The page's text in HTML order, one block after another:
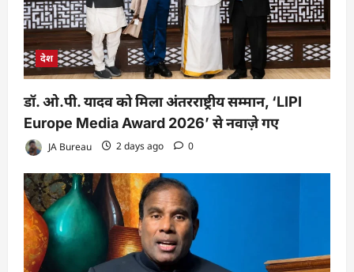
देश
डॉ. ओ.पी. यादव को मिला अंतरराष्ट्रीय सम्मान, ‘LIPI
Europe Media Award 2026’ से नवाज़े गए
JA Bureau 2 days ago 0